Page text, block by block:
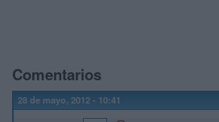
Comentarios
28 de mayo, 2012 - 10:41